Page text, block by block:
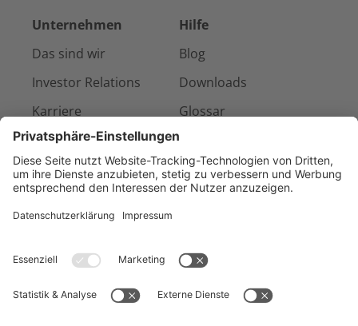
Unternehmen
Das sind wir
Investor Relations
Karriere
Presse & Medien
Referenzen
Hilfe
Blog
Downloads
Glossar
Kontakt